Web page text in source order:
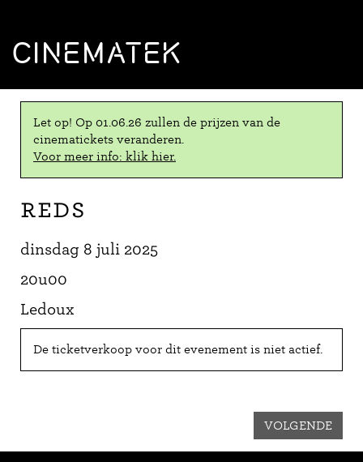
CINEMATEK
Let op! Op 01.06.26 zullen de prijzen van de
cinematickets veranderen.
Voor meer info: klik hier.
Reds
dinsdag 8 juli 2025
20u00
Ledoux
De ticketverkoop voor dit evenement is niet actief.
VOLGENDE